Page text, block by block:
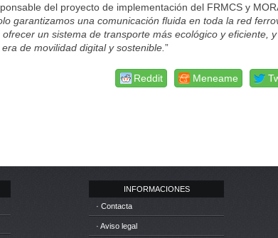
del proyecto de implementación del FRMCS y
garantizamos una comunicación fluida en toda la red
un sistema de transporte más ecológico y eficiente, y
de movilidad digital y sostenible.”
Meneame
Reddit
INFORMACIONES
· Contacta
· Aviso legal